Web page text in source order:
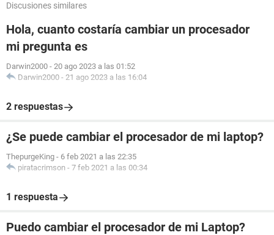
Discusiones similares
Hola, cuanto costaría cambiar un procesador
mi pregunta es
Darwin2000 - 20 ago 2023 a las 01:52
Darwin2000 - 21 ago 2023 a las 16:04
2 respuestas
¿Se puede cambiar el procesador de mi laptop?
ThepurgeKing - 6 feb 2021 a las 22:35
piratacrimson - 7 feb 2021 a las 00:34
1 respuesta
Puedo cambiar el procesador de mi Laptop?